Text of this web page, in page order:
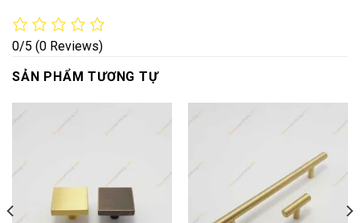
0/5 (0 Reviews)
SẢN PHẨM TƯƠNG TỰ